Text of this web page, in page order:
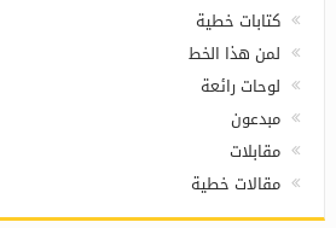
كتابات خطية
لمن هذا الخط
لوحات رائعة
مبدعون
مقابلات
مقالات خطية